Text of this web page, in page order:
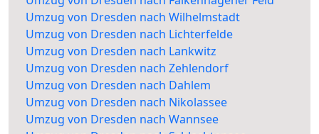
Umzug von Dresden nach Wilhelmstadt
Umzug von Dresden nach Lichterfelde
Umzug von Dresden nach Lankwitz
Umzug von Dresden nach Zehlendorf
Umzug von Dresden nach Dahlem
Umzug von Dresden nach Nikolassee
Umzug von Dresden nach Wannsee